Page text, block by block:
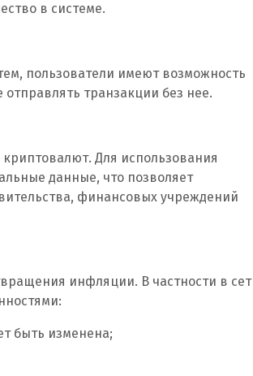
в системе.
пользователи имеют возможность
транзакции без нее.
Для использования
данные, что позволяет
финансовых учреждений
инфляции. В частности в
быть изменена;